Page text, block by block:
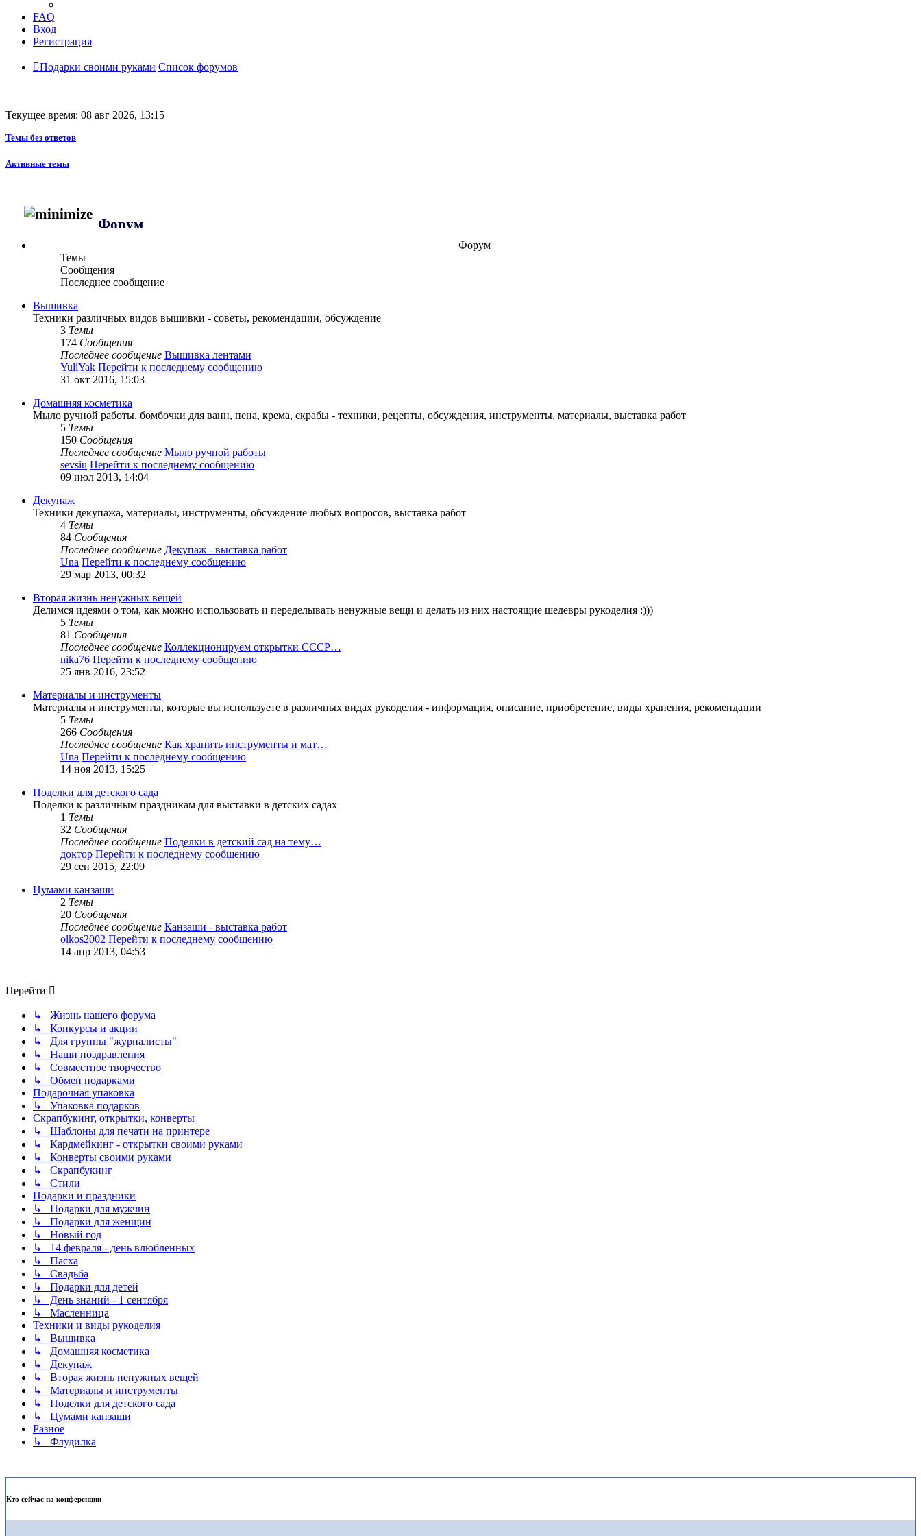
FAQ
Вход
Регистрация
Подарки своими руками Список форумов
Текущее время: 08 авг 2026, 13:15
Темы без ответов
Активные темы
Форум
Форум
Темы
Сообщения
Последнее сообщение
Вышивка
Техники различных видов вышивки - советы, рекомендации, обсуждение
3 Темы
174 Сообщения
Последнее сообщение Вышивка лентами
YuliYak Перейти к последнему сообщению
31 окт 2016, 15:03
Домашняя косметика
Мыло ручной работы, бомбочки для ванн, пена, крема, скрабы - техники, рецепты, обсуждения, инструменты, материалы, выставка работ
5 Темы
150 Сообщения
Последнее сообщение Мыло ручной работы
sevsiu Перейти к последнему сообщению
09 июл 2013, 14:04
Декупаж
Техники декупажа, материалы, инструменты, обсуждение любых вопросов, выставка работ
4 Темы
84 Сообщения
Последнее сообщение Декупаж - выставка работ
Una Перейти к последнему сообщению
29 мар 2013, 00:32
Вторая жизнь ненужных вещей
Делимся идеями о том, как можно использовать и переделывать ненужные вещи и делать из них настоящие шедевры рукоделия :)))
5 Темы
81 Сообщения
Последнее сообщение Коллекционируем открытки СССР…
nika76 Перейти к последнему сообщению
25 янв 2016, 23:52
Материалы и инструменты
Материалы и инструменты, которые вы используете в различных видах рукоделия - информация, описание, приобретение, виды хранения, рекомендации
5 Темы
266 Сообщения
Последнее сообщение Как хранить инструменты и мат…
Una Перейти к последнему сообщению
14 ноя 2013, 15:25
Поделки для детского сада
Поделки к различным праздникам для выставки в детских садах
1 Темы
32 Сообщения
Последнее сообщение Поделки в детский сад на тему…
доктор Перейти к последнему сообщению
29 сен 2015, 22:09
Цумами канзаши
2 Темы
20 Сообщения
Последнее сообщение Канзаши - выставка работ
olkos2002 Перейти к последнему сообщению
14 апр 2013, 04:53
Перейти
↳ Жизнь нашего форума
↳ Конкурсы и акции
↳ Для группы "журналисты"
↳ Наши поздравления
↳ Совместное творчество
↳ Обмен подарками
Подарочная упаковка
↳ Упаковка подарков
Скрапбукинг, открытки, конверты
↳ Шаблоны для печати на принтере
↳ Кардмейкинг - открытки своими руками
↳ Конверты своими руками
↳ Скрапбукинг
↳ Стили
Подарки и праздники
↳ Подарки для мужчин
↳ Подарки для женщин
↳ Новый год
↳ 14 февраля - день влюбленных
↳ Пасха
↳ Свадьба
↳ Подарки для детей
↳ День знаний - 1 сентября
↳ Масленница
Техники и виды рукоделия
↳ Вышивка
↳ Домашняя косметика
↳ Декупаж
↳ Вторая жизнь ненужных вещей
↳ Материалы и инструменты
↳ Поделки для детского сада
↳ Цумами канзаши
Разное
↳ Флудилка
Кто сейчас на конференции